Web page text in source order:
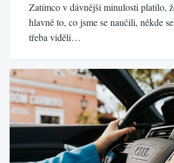
Zatímco v dávnější minulosti platilo,
hlavně to, co jsme se naučili, někde
třeba viděli…